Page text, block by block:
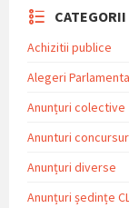
Achizitii publice
Alegeri
Anunțuri colective
Anunturi
Anunțuri diverse
Anunțuri ședințe CL